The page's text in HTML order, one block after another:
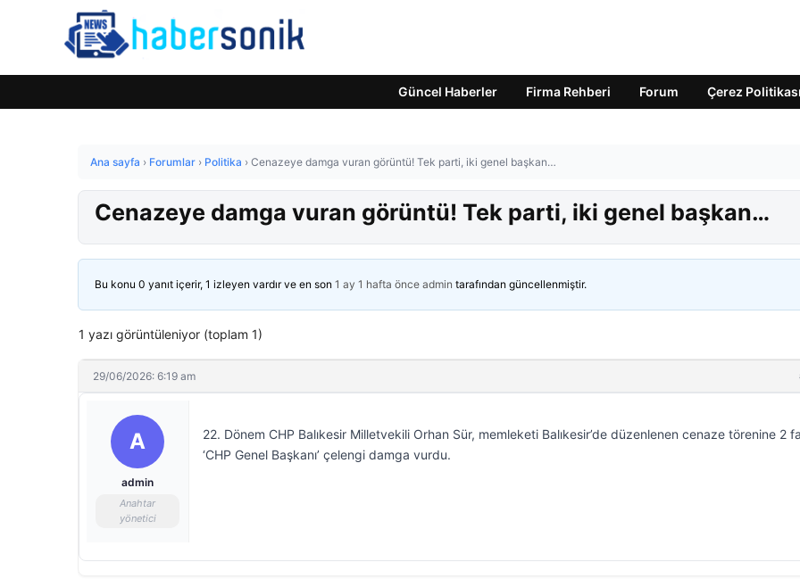
Güncel Haberler Firma Rehberi Forum Çerez Politikası
Ana sayfa › Forumlar › Politika › Cenazeye damga vuran görüntü! Tek parti, iki genel başkan…
Cenazeye damga vuran görüntü! Tek parti, iki genel başkan…
Bu konu 0 yanıt içerir, 1 izleyen vardır ve en son 1 ay 1 hafta önce admin tarafından güncellenmiştir.
1 yazı görüntüleniyor (toplam 1)
29/06/2026: 6:19 am
A
admin
Anahtar
yönetici
22. Dönem CHP Balıkesir Milletvekili Orhan Sür, memleketi Balıkesir’de düzenlenen cenaze törenine 2
‘CHP Genel Başkanı’ çelengi damga vurdu.